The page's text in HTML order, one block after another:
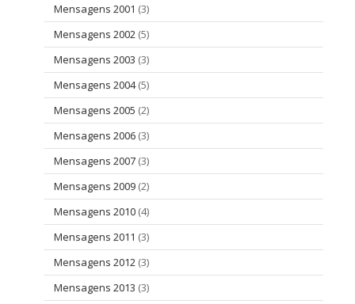
Mensagens 2001 (3)
Mensagens 2002 (5)
Mensagens 2003 (3)
Mensagens 2004(5)
Mensagens 2005 (2)
Mensagens 2006 (3)
Mensagens 2007 (3)
Mensagens 2009 (2)
Mensagens 2010 (4)
Mensagens 2011 (3)
Mensagens 2012 (3)
Mensagens 2013 (3)